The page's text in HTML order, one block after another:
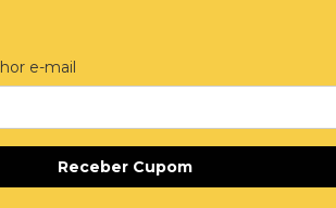
e-mail
Receber Cupom